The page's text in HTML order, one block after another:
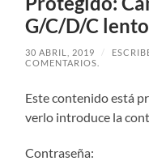
G/C/D/C lento
30 ABRIL, 2019 /
COMENTARIOS.
Este contenido está
verlo introduce la
Contraseña: